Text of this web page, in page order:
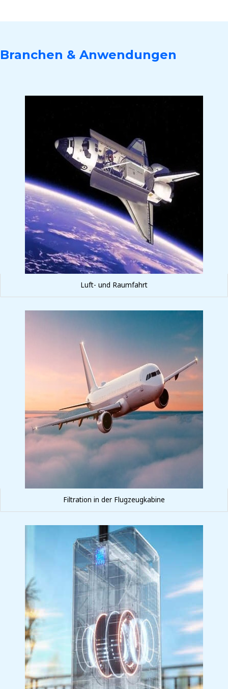
Branchen & Anwendungen
Luft- und Raumfahrt
Filtration in der Flugzeugkabine